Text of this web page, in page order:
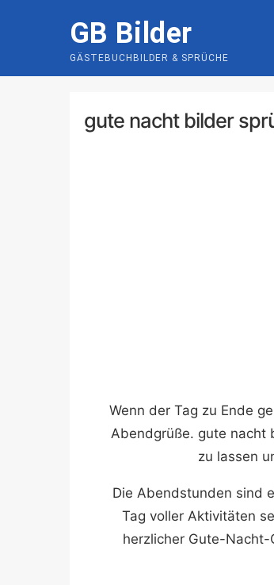
GB Bilder
GÄSTEBUCHBILDER & SPRÜCHE
gute nacht bilder
Wenn der Tag zu Ende
Abendgrüße. gute nacht
zu lassen
Die Abendstunden sind
Tag voller Aktivitäten
herzlicher Gute-